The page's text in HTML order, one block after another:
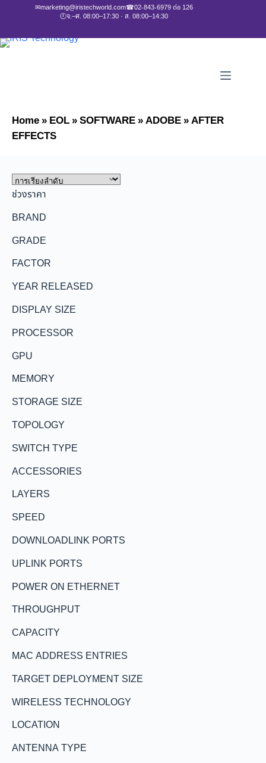
✉marketing@iristechworld.com☎02-843-6979 ต่อ 126
🕘จ.–ศ. 08:00–17:30 · ส. 08:00–14:30
Home»EOL»SOFTWARE»ADOBE»AFTER
EFFECTS
ช่วงราคา
BRAND
GRADE
FACTOR
YEAR RELEASED
DISPLAY SIZE
PROCESSOR
GPU
MEMORY
STORAGE SIZE
TOPOLOGY
SWITCH TYPE
ACCESSORIES
LAYERS
SPEED
DOWNLOADLINK PORTS
UPLINK PORTS
POWER ON ETHERNET
THROUGHPUT
CAPACITY
MAC ADDRESS ENTRIES
TARGET DEPLOYMENT SIZE
WIRELESS TECHNOLOGY
LOCATION
ANTENNA TYPE